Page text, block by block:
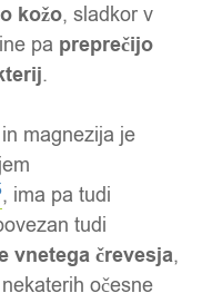
kožo, sladkor v
pa preprečijo
.
magnezija je
, ima pa tudi
tudi
vnetega črevesja,
očesne